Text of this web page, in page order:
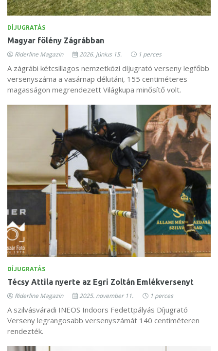
DÍJUGRATÁS
Magyar fölény Zágrábban
Riderline Magazin 2026. június 15. 1 perces
A zágrábi kétcsillagos nemzetközi díjugrató verseny legfőbb
versenyszáma a vasárnap délutáni, 155 centiméteres
magasságon megrendezett Világkupa minősítő volt.
DÍJUGRATÁS
Técsy Attila nyerte az Egri Zoltán Emlékversenyt
Riderline Magazin 2025. november 11. 1 perces
A szilvásváradi INEOS Indoors Fedettpályás Díjugrató
Verseny legrangosabb versenyszámát 140 centiméteren
rendezték.